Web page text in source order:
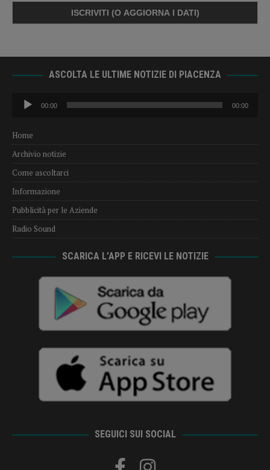
ASCOLTA LE ULTIME NOTIZIE DI PIACENZA
Audio
Player
00:00 00:00
Home
Archivio notizie
Come ascoltarci
Informazione
Pubblicità per le Aziende
Radio Sound
SCARICA L’APP E RICEVI LE NOTIZIE
SEGUICI SUI SOCIAL